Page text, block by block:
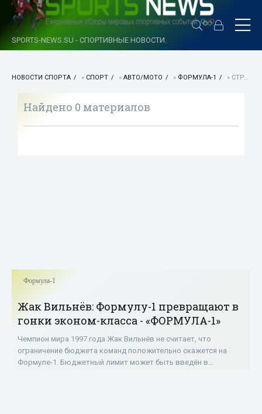
SPORTS-NEWS.SU - СПОРТИВНЫЕ НОВОСТИ.
НОВОСТИ СПОРТА » СПОРТ » АВТО/МОТО » ФОРМУЛА-1 » СТРАНИЦА 7
Найдено 0 материалов
Формула-1
Жак Вильнёв: Формулу-1 превращают в
гонки эконом-класса - «ФОРМУЛА-1»
Чемпион мира 1997 года Жак Вильнёв не считает, что
ограничение бюджета команд положительно скажется на
Формуле-1. Бюджетный лимит может быть введён в